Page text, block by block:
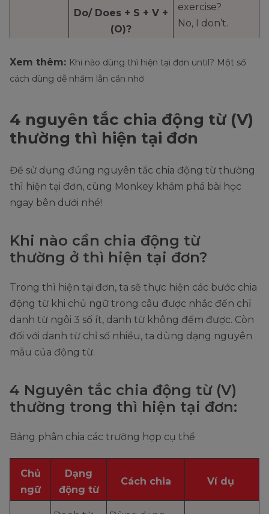
Do/ Does + S + V +
(O)?
No, S + don’t/
exercise?
No, I don’t.
xuyên tập thể
Câu có từ
(WH
question)
+ V…?
Why does Lisa
work? (Tại sao
Lisa luôn đi làm
Xem thêm: Khi nào dùng thì hiện tại đơn until? Một số
cách dùng dễ nhầm lẫn cần nhớ
4 nguyên tắc chia động từ (V)
thường thì hiện tại đơn
Để sử dụng đúng nguyên tắc chia động từ thường
thì hiện tại đơn, cùng Monkey khám phá bài học
ngay bên dưới nhé!
Khi nào cần chia động từ
thường ở thì hiện tại đơn?
Trong thì hiện tại đơn, ta sẽ thực hiện các bước chia
động từ khi chủ ngữ trong câu được nhắc đến chỉ
danh từ ngôi 3 số ít, danh từ không đếm được. Còn
đối với danh từ chỉ số nhiều, ta dùng dạng nguyên
mẫu của động từ.
4 Nguyên tắc chia động từ (V)
thường trong thì hiện tại đơn:
Bảng phân chia các trường hợp cụ thể
Chủ
ngữ
Dạng
động từ
Cách chia Ví dụ